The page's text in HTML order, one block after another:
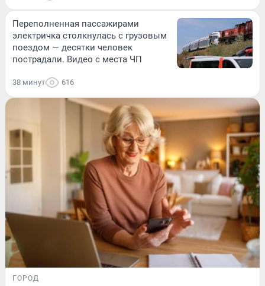
Переполненная пассажирами
электричка столкнулась с грузовым
поездом — десятки человек
пострадали. Видео с места ЧП
38 минут 616
ГОРОД